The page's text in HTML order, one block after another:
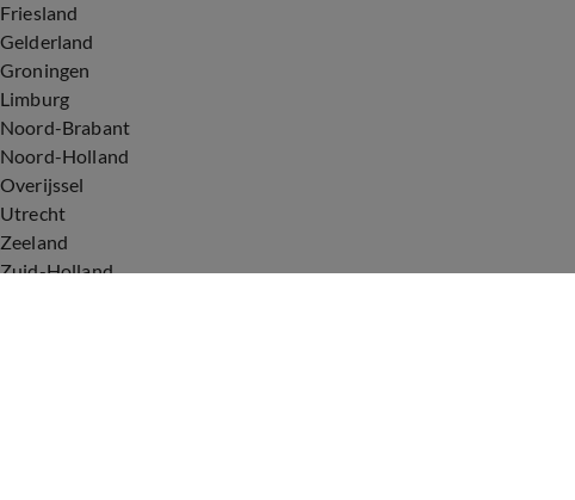
Friesland
Gelderland
Groningen
Limburg
Noord-Brabant
Noord-Holland
Overijssel
Utrecht
Zeeland
Zuid-Holland